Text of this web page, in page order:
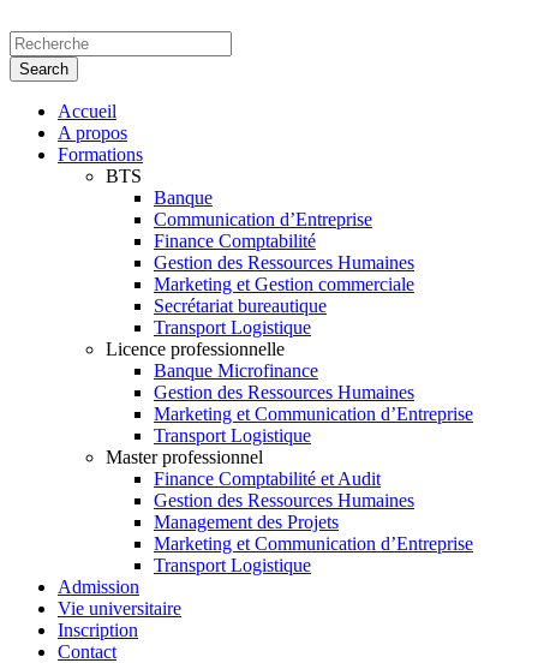
Accueil
A propos
Formations
BTS
Banque
Communication d’Entreprise
Finance Comptabilité
Gestion des Ressources Humaines
Marketing et Gestion commerciale
Secrétariat bureautique
Transport Logistique
Licence professionnelle
Banque Microfinance
Gestion des Ressources Humaines
Marketing et Communication d’Entreprise
Transport Logistique
Master professionnel
Finance Comptabilité et Audit
Gestion des Ressources Humaines
Management des Projets
Marketing et Communication d’Entreprise
Transport Logistique
Admission
Vie universitaire
Inscription
Contact